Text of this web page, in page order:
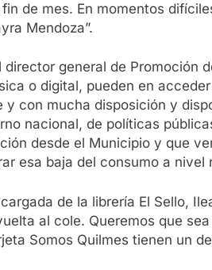
de mes. En momentos
Mendoza”.
director general de Promoción
o digital, pueden en
y con mucha disposición y
nacional, de políticas
desde el Municipio y que
esa baja del consumo a
de la librería El Sello,
al cole. Queremos que
Somos Quilmes tienen un